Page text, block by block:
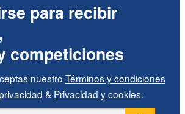
para recibir
competiciones
nuestro Términos y condiciones
& Privacidad y cookies.